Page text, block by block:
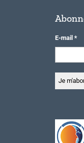
E-mail *